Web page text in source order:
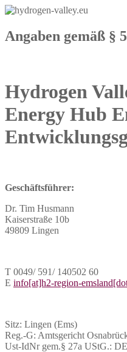
Angaben gemäß §
Hydrogen
Energy Hub
Geschäftsführer:
Dr. Tim Husmann
Kaiserstraße 10b
49809 Lingen
T 0049/ 591/ 140502 60
E info[at]h2-region-
Sitz: Lingen (Ems)
Reg.-G: Amtsgericht
Ust-IdNr gem.§ 27a UStG.: